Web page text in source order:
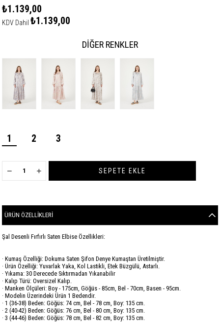
₺1.139,00
KDV Dahil ₺1.139,00
DIĞER RENKLER
1 2 3
ÜRÜN ÖZELLIKLERI
Şal Desenli Fırfırlı Saten Elbise Özellikleri:
· Kumaş Özelliği: Dokuma Saten Şifon Denye Kumaştan Üretilmiştir.
· Ürün Özelliği: Yuvarlak Yaka, Kol Lastikli, Etek Büzgülü, Astarlı.
· Yıkama: 30 Derecede Sıktırmadan Yıkanabilir
· Kalıp Türü: Oversizel Kalıp.
· Manken Ölçüleri: Boy - 175cm, Göğüs - 85cm, Bel - 70cm, Basen - 95cm.
· Modelin Üzerindeki Ürün 1 Bedendir.
· 1 (36-38) Beden: Göğüs: 74 cm, Bel - 78 cm, Boy: 135 cm.
· 2 (40-42) Beden: Göğüs: 76 cm, Bel - 80 cm, Boy: 135 cm.
· 3 (44-46) Beden: Göğüs: 78 cm, Bel - 82 cm, Boy: 135 cm.